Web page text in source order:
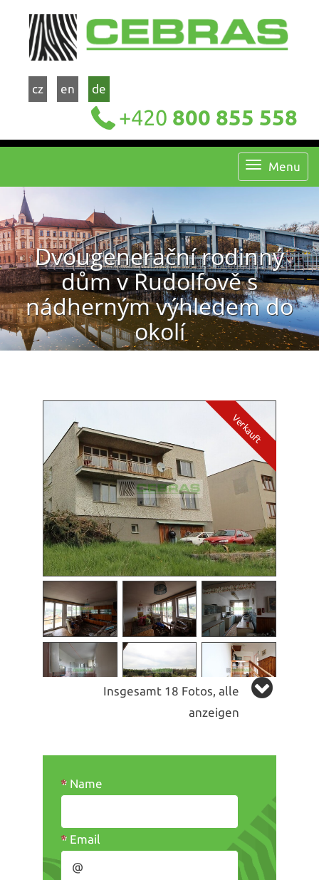
cz en de
+420 800 855 558
Menu
Dvougenerační rodinný
dům v Rudolfově s
nádherným výhledem do
okolí
Insgesamt 18 Fotos, alle
anzeigen
* Name
* Email